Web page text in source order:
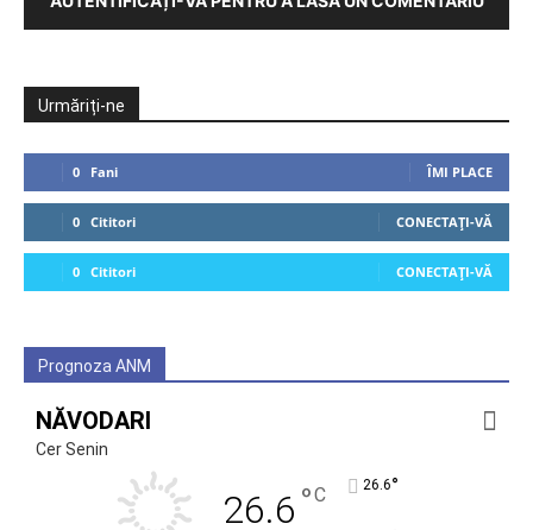
Urmăriți-ne
0 Fani ÎMI PLACE
0 Cititori CONECTAȚI-VĂ
0 Cititori CONECTAȚI-VĂ
Prognoza ANM
NĂVODARI
Cer Senin
26.6 °C 26.6°